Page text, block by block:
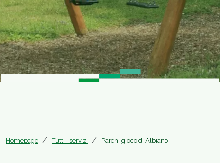
Homepage Tutti i servizi Parchi gioco di Albiano